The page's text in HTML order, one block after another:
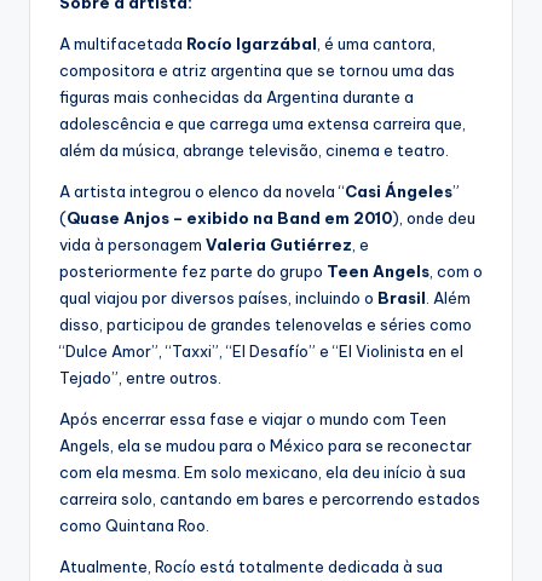
A multifacetada Rocío Igarzábal , é uma cantora,
compositora e atriz argentina que se tornou uma das
figuras mais conhecidas da Argentina durante a
adolescência e que carrega uma extensa carreira que,
além da música, abrange televisão, cinema e teatro.
A artista integrou o elenco da novela “Casi Ángeles”
(Quase Anjos – exibido na Band em 2010), onde deu
vida à personagem Valeria Gutiérrez , e
posteriormente fez parte do grupo Teen Angels , com o
qual viajou por diversos países, incluindo o Brasil . Além
disso, participou de grandes telenovelas e séries como
“Dulce Amor”, “Taxxi”, “El Desafío” e “El Violinista en el
Tejado”, entre outros.
Após encerrar essa fase e viajar o mundo com Teen
Angels, ela se mudou para o México para se reconectar
com ela mesma. Em solo mexicano, ela deu início à sua
carreira solo, cantando em bares e percorrendo estados
como Quintana Roo.
Atualmente, Rocío está totalmente dedicada à sua